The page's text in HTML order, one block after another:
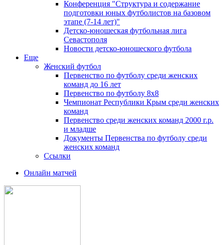
Конференция "Структура и содержание
подготовки юных футболистов на базовом
этапе (7-14 лет)"
Детско-юношеская футбольная лига
Севастополя
Новости детско-юношеского футбола
Еще
Женский футбол
Первенство по футболу среди женских
команд до 16 лет
Первенство по футболу 8х8
Чемпионат Республики Крым среди женских
команд
Первенство среди женских команд 2000 г.р.
и младше
Документы Первенства по футболу среди
женских команд
Ссылки
Онлайн матчей